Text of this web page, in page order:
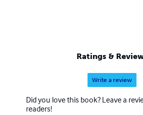
Ratings &
Write a review
Did you love this book? Leave a
readers!